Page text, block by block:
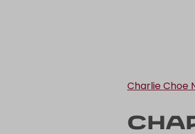
Charlie Choe